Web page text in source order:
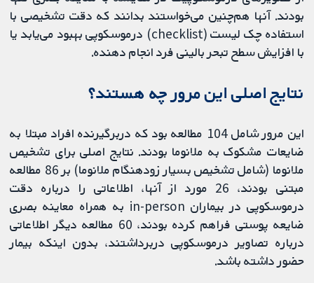
بودند. آنها هم‌چنین می‌خواستند بدانند که دقت تشخیصی با
استفاده چک لیست (checklist) درموسکوپی بهبود می‌یابد یا
با افزایش سطح تبحر بالینی فرد انجام دهنده.
نتایج اصلی این مرور چه هستند؟
این مرور شامل 104 مطالعه بود که دربرگیرنده افراد مبتلا به
ضایعات مشکوک به ملانوما بودند. نتایج اصلی برای تشخیص
ملانوما (شامل تشخیص بسیار زودهنگام ملانوما) بر 86 مطالعه
مبتنی بودند، 26 مورد از آنها، اطلاعاتی را درباره دقت
درموسکوپی در بیماران in-person به همراه معاینه بصری
ضایعه پوستی فراهم کرده بودند، 60 مطالعه دیگر اطلاعاتی
درباره تصاویر درموسکوپی دربرداشتند، بدون اینکه بیمار
حضور داشته باشد.